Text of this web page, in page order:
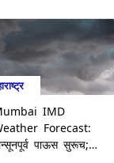
IMD
Forecast:
पाऊस सुरूच;